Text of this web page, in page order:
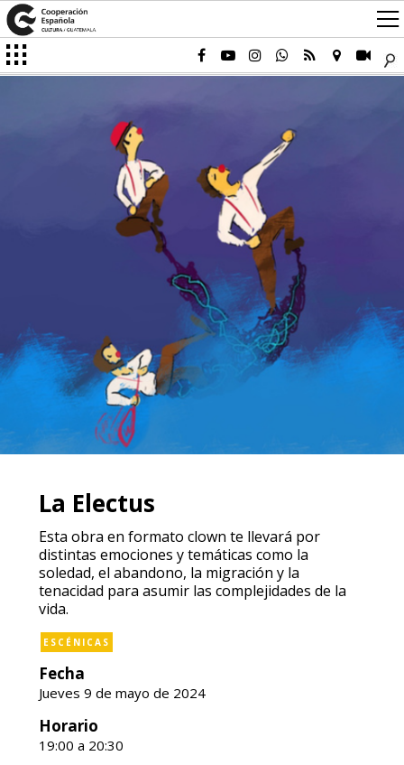
La Electus
Esta obra en formato clown te llevará por
distintas emociones y temáticas como la
soledad, el abandono, la migración y la
tenacidad para asumir las complejidades de la
vida.
ESCÉNICAS
Fecha
Jueves 9 de mayo de 2024
Horario
19:00 a 20:30